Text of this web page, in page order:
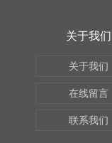
关于我们
关于我们
在线留言
联系我们